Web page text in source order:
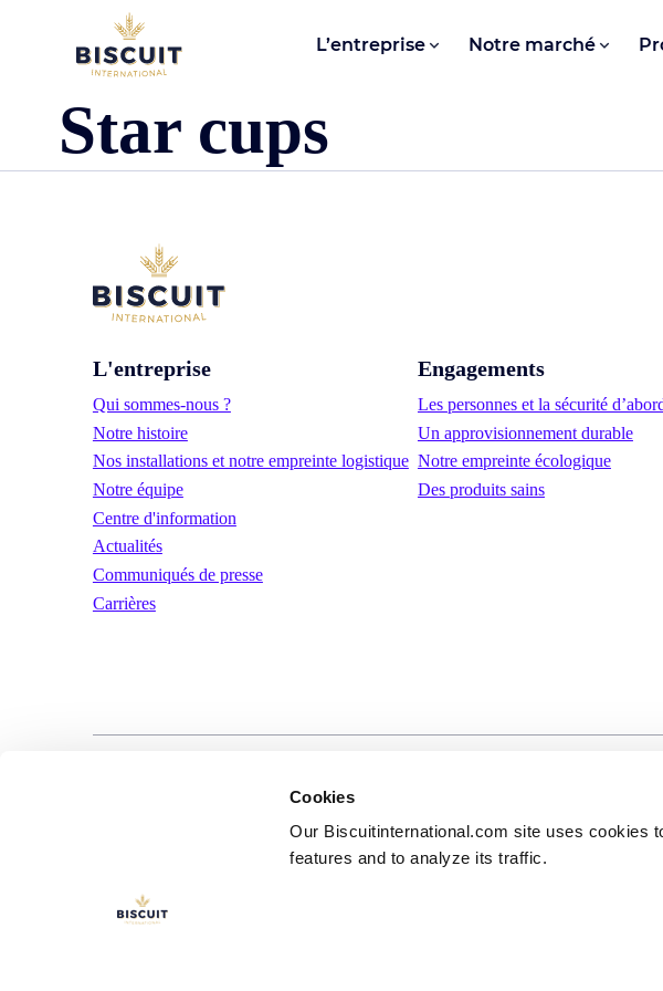
Cookies
Our Biscuitinternational.com site uses cookies
features and to analyze its traffic.
Aller au contenu L’entreprise Notre marché
Star cups
L'entreprise
Qui sommes-nous ?
Notre histoire
Nos installations et notre empreinte logistique
Notre équipe
Centre d'information
Actualités
Communiqués de presse
Carrières
Engagements
Les personnes et la sécurité
Un approvisionnement durable
Notre empreinte écologique
Des produits sains